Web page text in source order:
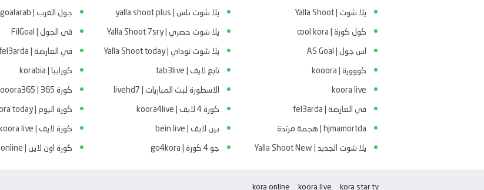
يلا شوت | Yalla Shoot
كول كورة | cool kora
اس جول | AS Goal
كووورة | kooora
koora live
في العارضة | fel3arda
hjmamortda | هجمة مرتدة
يلا شوت الجديد | Yalla Shoot New
يلا شوت بلس | yalla shoot plus
يلا شوت حصري | Yalla Shoot 7sry
يلا شوت توداي | Yalla Shoot today
تابع لايف | tab3live
الاسطورة لبث المباريات | livehd7
كورة 4 لايف | koora4live
بين لايف | bein live
جو 4 كورة | go4kora
جول العرب | goalarab
فى الجول | FilGoal
في العارضة | fel3arda
كورابيا | korabia
كورة 365 | kooora365
كورة اليوم | kooora today
كورة لايف | koora live
كورة اون لاين | kora online
kora star tv
koora live
kora online